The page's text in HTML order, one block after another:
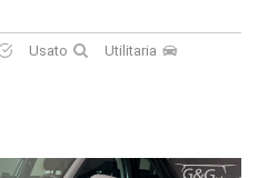
Usato
Utilitaria